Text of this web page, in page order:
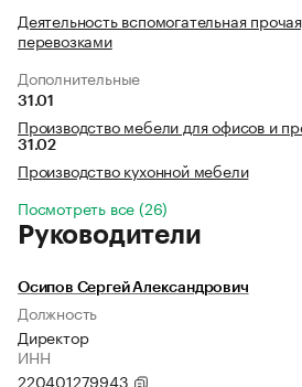
Деятельность вспомогательная
перевозками
Дополнительные
31.01
Производство мебели для офисов и
31.02
Производство кухонной мебели
Посмотреть все (26)
Руководители
Осипов Сергей Александрович
Должность
Директор
ИНН
220401279943